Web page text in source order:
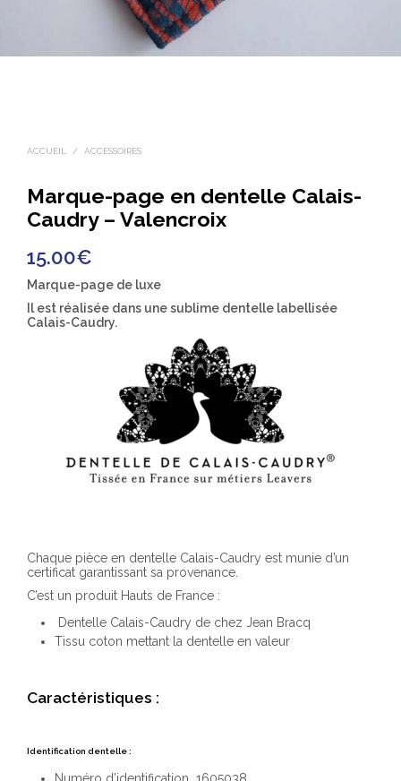
ACCUEIL / ACCESSOIRES
Marque-page en dentelle Calais-
Caudry – Valencroix
15.00€
Marque-page de luxe
Il est réalisée dans une sublime dentelle labellisée
Calais-Caudry.
Chaque pièce en dentelle Calais-Caudry est munie d’un
certificat garantissant sa provenance.
C’est un produit Hauts de France :
Dentelle Calais-Caudry de chez Jean Bracq
Tissu coton mettant la dentelle en valeur
Caractéristiques :
Identification dentelle :
Numéro d’identification 1605038